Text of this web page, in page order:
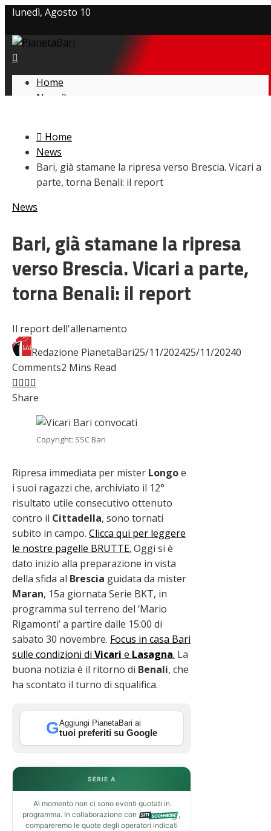
lunedì, Agosto 10
Privacy policy
Cookie Policy
Home
News
L’avversario
Giovanili
Le pagelle
Interviste
Focus
Serie B
Video
Home
News
Bari, già stamane la ripresa verso Brescia. Vicari a
parte, torna Benali: il report
News
Bari, già stamane la ripresa
verso Brescia. Vicari a parte,
torna Benali: il report
Il report dell'allenamento
Redazione PianetaBari25/11/202425/11/20240
Comments2 Mins Read
Facebook
Twitter
LinkedIn
Pinterest
Stumbleupon
Share
Copyright: SSC Bari
Ripresa immediata per mister Longoe
i suoi ragazzi che, archiviato il 12°
risultato utile consecutivo ottenuto
contro il Cittadella, sono tornati
subito in campo. Clicca qui per leggere
le nostre pagelle BRUTTE. Oggi si è
dato inizio alla preparazione in vista
della sfida al Brescia guidata da mister
Maran, 15a giornata Serie BKT, in
programma sul terreno del ‘Mario
Rigamonti’ a partire dalle 15:00 di
sabato 30 novembre. Focus in casa Bari
sulle condizioni di Vicari e Lasagna. La
buona notizia è il ritorno di Benali, che
ha scontato il turno di squalifica.
GAggiungi PianetaBari ai
tuoi preferiti su Google
SERIE A
Al momento non ci sono eventi quotati in
programma. In collaborazione con
,
compareremo le quote degli operatori indicati